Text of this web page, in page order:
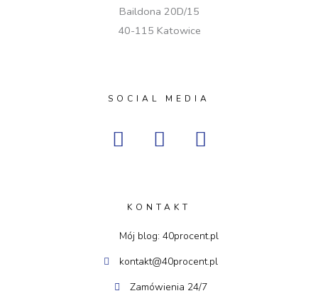
Baildona 20D/15
40-115 Katowice
SOCIAL MEDIA
I
n
a
g
r
a
m
F
a
b
o
o
k
Y
o
b
e
KONTAKT
Mój blog: 40procent.pl
kontakt@40procent.pl
Zamówienia 24/7